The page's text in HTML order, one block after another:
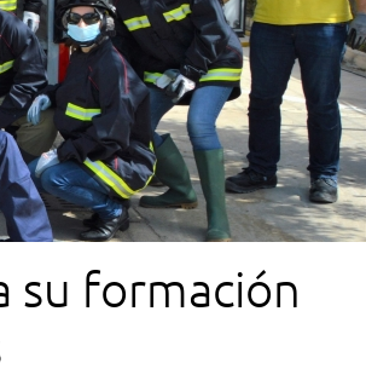
su formación